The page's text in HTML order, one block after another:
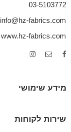
03-5103772
info@hz-fabrics.com
www.hz-fabrics.com
מידע שימושי
שירות לקוחות